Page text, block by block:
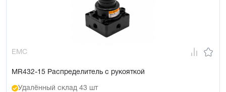
EMC
MR432-15 Распределитель с рукояткой
Удалённый склад 43 шт